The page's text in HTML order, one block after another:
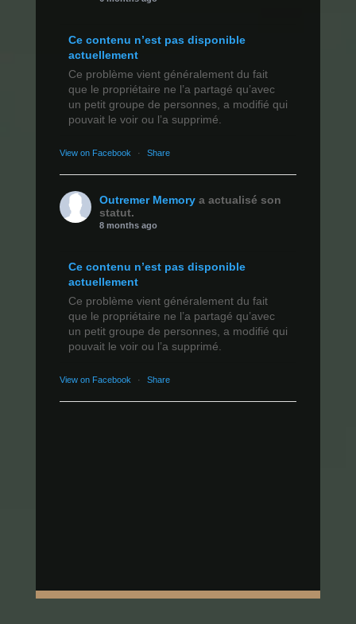
Ce contenu n’est pas disponible
actuellement
Ce problème vient généralement du fait
que le propriétaire ne l’a partagé qu’avec
un petit groupe de personnes, a modifié qui
pouvait le voir ou l’a supprimé.
View on Facebook · Share
Outremer Memory a actualisé son
statut.
8 months ago
Ce contenu n’est pas disponible
actuellement
Ce problème vient généralement du fait
que le propriétaire ne l’a partagé qu’avec
un petit groupe de personnes, a modifié qui
pouvait le voir ou l’a supprimé.
View on Facebook · Share